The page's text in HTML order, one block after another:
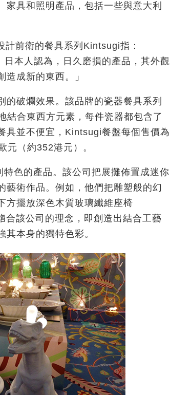
具和照明產品，包括一些與意大利
前衛的餐具系列Kintsugi指：
本人認為，日久磨損的產品，其外觀
成新的東西。」
破爛效果。該品牌的瓷器餐具系列
合東西方元素，每件瓷器都包含了
具並不便宜，Kintsugi餐盤每個售價為
元（約352港元）。
色的產品。該公司把展攤佈置成迷你
藝術作品。例如，他們把雕塑般的幻
方擺放深色木質玻璃纖維座椅
該公司的理念，即創造出結合工藝
本身的獨特色彩。